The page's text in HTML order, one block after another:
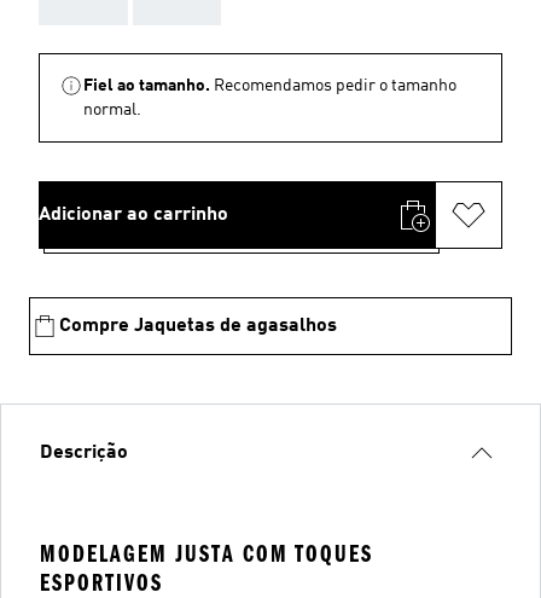
Fiel ao tamanho. Recomendamos pedir o tamanho
normal.
Adicionar ao carrinho
Compre Jaquetas de agasalhos
Descrição
MODELAGEM JUSTA COM TOQUES
ESPORTIVOS